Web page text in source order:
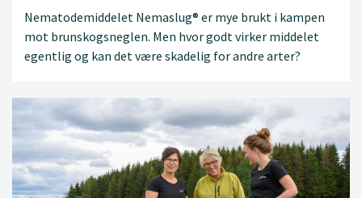
Nematodemiddelet Nemaslug® er mye brukt i kampen
mot brunskogsneglen. Men hvor godt virker middelet
egentlig og kan det være skadelig for andre arter?